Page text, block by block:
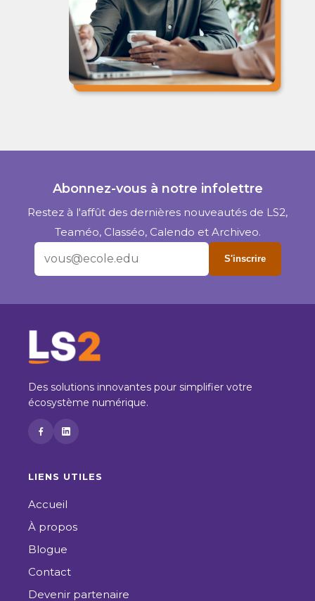
Abonnez-vous à notre infolettre
Restez à l'affût des dernières nouveautés de LS2,
Teaméo, Classéo, Calendo et Archiveo.
S'inscrire
Des solutions innovantes pour simplifier votre
écosystème numérique.
LIENS UTILES
Accueil
À propos
Blogue
Contact
Devenir partenaire